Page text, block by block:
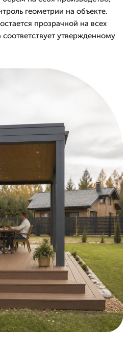
геометрии на объекте.
прозрачной на всех
соответствует утвержденному